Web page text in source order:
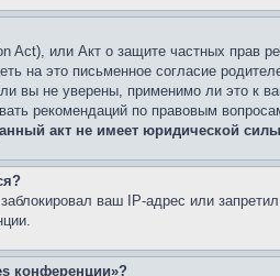
Act), или Акт о защите частных прав
на это письменное согласие
вы не уверены, применимо ли это к
рекомендаций по правовым
акт не имеет юридической
ваш IP-адрес или
конференции»?